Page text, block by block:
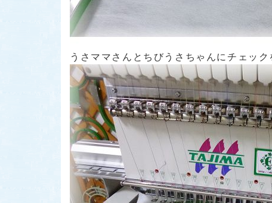
うさママさんとちびうさちゃんにチェッ